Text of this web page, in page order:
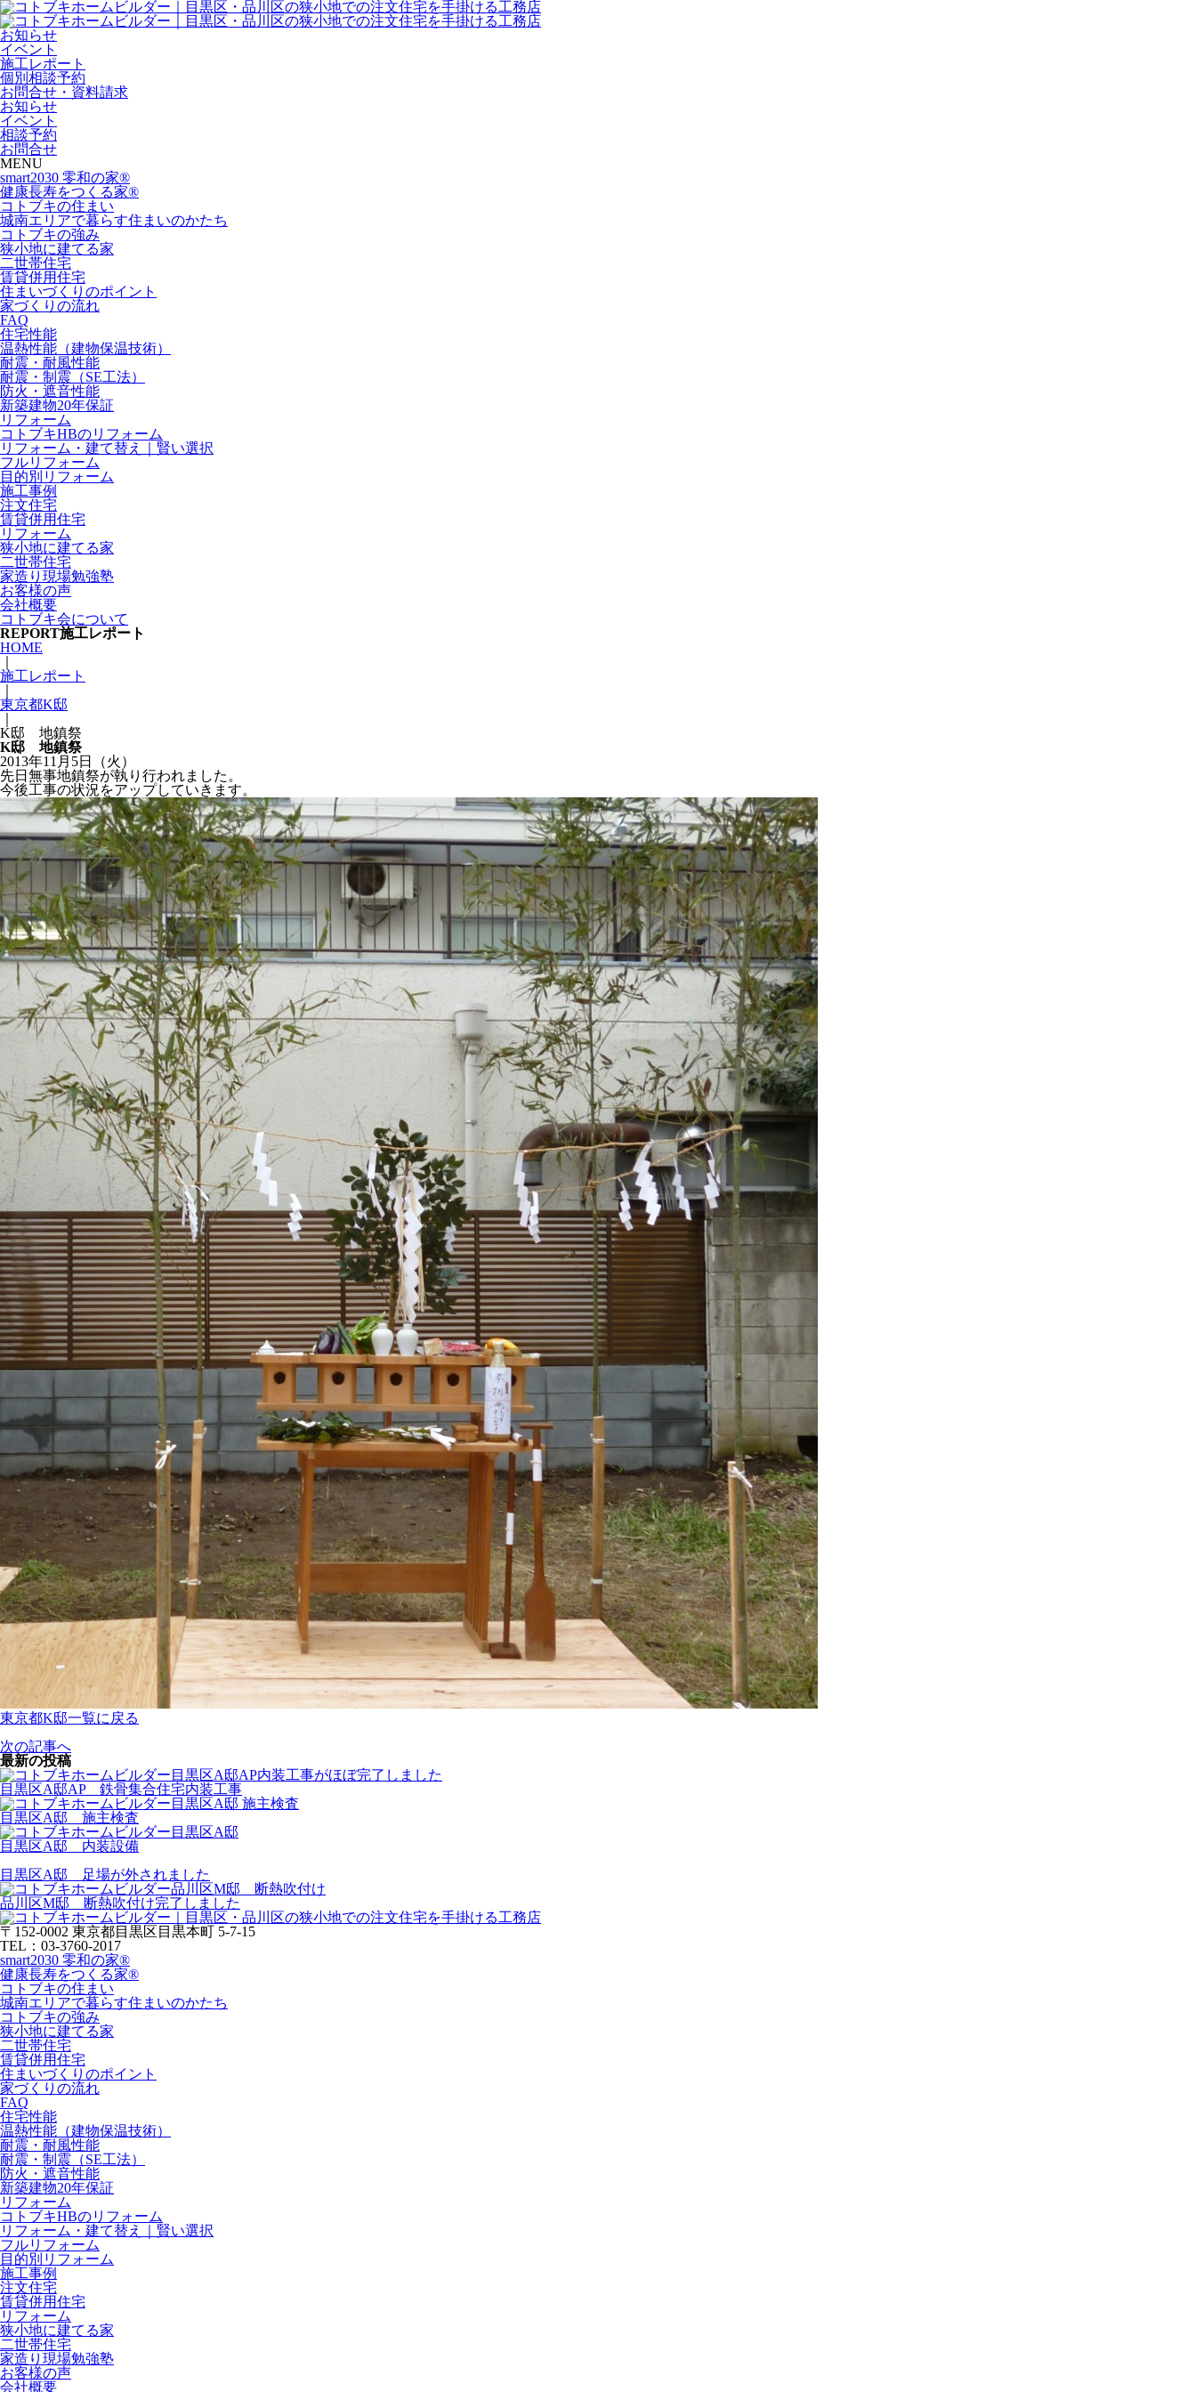
お知らせ
イベント
施工レポート
個別相談予約
お問合せ・資料請求
お知らせ
イベント
相談予約
お問合せ
MENU
smart2030 零和の家®
健康長寿をつくる家®
コトブキの住まい
城南エリアで暮らす住まいのかたち
コトブキの強み
狭小地に建てる家
二世帯住宅
賃貸併用住宅
住まいづくりのポイント
家づくりの流れ
FAQ
住宅性能
温熱性能（建物保温技術）
耐震・耐風性能
耐震・制震（SE工法）
防火・遮音性能
新築建物20年保証
リフォーム
コトブキHBのリフォーム
リフォーム・建て替え｜賢い選択
フルリフォーム
目的別リフォーム
施工事例
注文住宅
賃貸併用住宅
リフォーム
狭小地に建てる家
二世帯住宅
家造り現場勉強塾
お客様の声
会社概要
コトブキ会について
REPORT施工レポート
HOME
施工レポート
東京都K邸
K邸 地鎮祭
K邸 地鎮祭
2013年11月5日（火）
先日無事地鎮祭が執り行われました。
今後工事の状況をアップしていきます。
東京都K邸一覧に戻る
次の記事へ
最新の投稿
目黒区A邸AP 鉄骨集合住宅内装工事
目黒区A邸 施主検査
目黒区A邸 内装設備
目黒区A邸 足場が外されました
品川区M邸 断熱吹付け完了しました
〒152-0002 東京都目黒区目黒本町 5-7-15
TEL：03-3760-2017
smart2030 零和の家®
健康長寿をつくる家®
コトブキの住まい
城南エリアで暮らす住まいのかたち
コトブキの強み
狭小地に建てる家
二世帯住宅
賃貸併用住宅
住まいづくりのポイント
家づくりの流れ
FAQ
住宅性能
温熱性能（建物保温技術）
耐震・耐風性能
耐震・制震（SE工法）
防火・遮音性能
新築建物20年保証
リフォーム
コトブキHBのリフォーム
リフォーム・建て替え｜賢い選択
フルリフォーム
目的別リフォーム
施工事例
注文住宅
賃貸併用住宅
リフォーム
狭小地に建てる家
二世帯住宅
家造り現場勉強塾
お客様の声
会社概要